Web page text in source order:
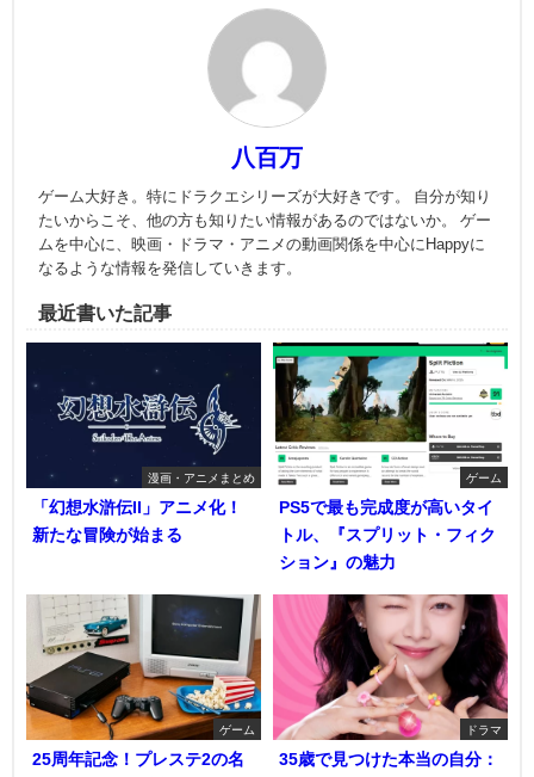
八百万
ゲーム大好き。特にドラクエシリーズが大好きです。 自分が知り
たいからこそ、他の方も知りたい情報があるのではないか。 ゲー
ムを中心に、映画・ドラマ・アニメの動画関係を中心にHappyに
なるような情報を発信していきます。
最近書いた記事
漫画・アニメまとめ
「幻想水滸伝II」アニメ化！
新たな冒険が始まる
ゲーム
PS5で最も完成度が高いタイ
トル、『スプリット・フィク
ション』の魅力
ゲーム
25周年記念！プレステ2の名
ドラマ
35歳で見つけた本当の自分：